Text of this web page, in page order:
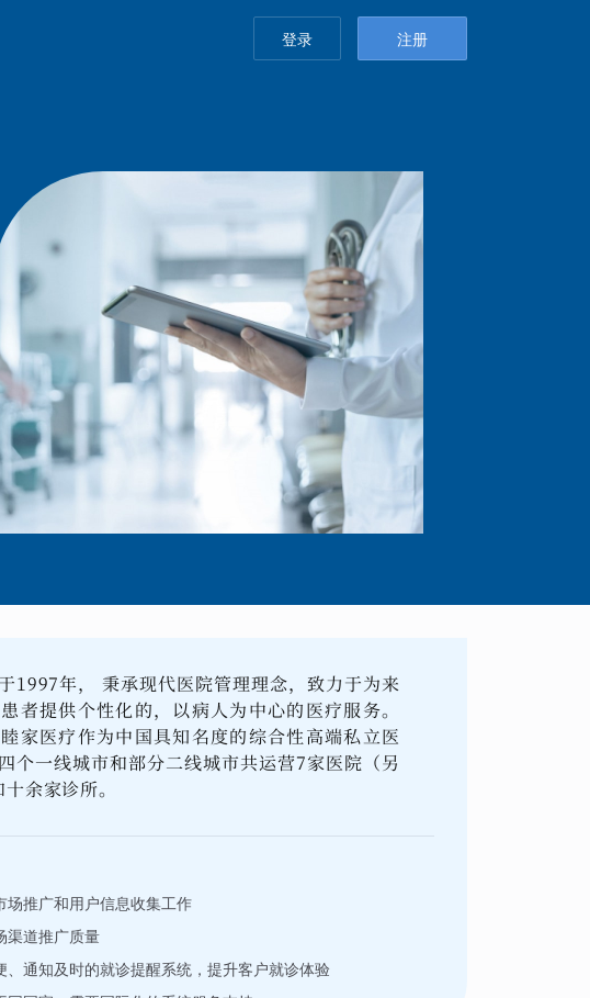
登录 注册
1997年， 秉承现代医院管理理念，致力于为来
者提供个性化的，以病人为中心的医疗服务。
家医疗作为中国具知名度的综合性高端私立医
个一线城市和部分二线城市共运营7家医院（另
余家诊所。
场推广和用户信息收集工作
渠道推广质量
、通知及时的就诊提醒系统，提升客户就诊体验